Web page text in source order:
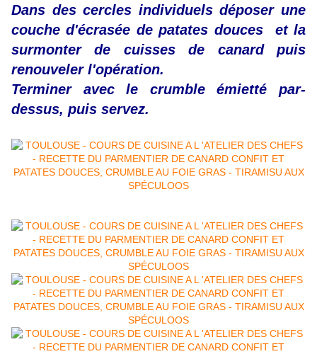
Dans des cercles individuels déposer une
couche d'écrasée de patates douces et la
surmonter de cuisses de canard puis
renouveler l'opération.
Terminer avec le crumble émietté par-
dessus, puis servez.